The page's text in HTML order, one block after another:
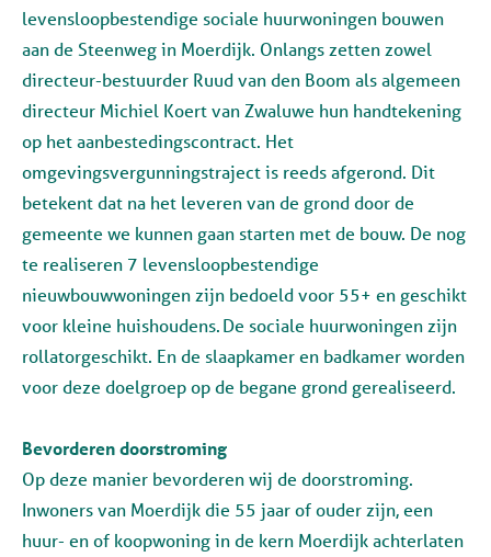
levensloopbestendige sociale huurwoningen bouwen
aan de Steenweg in Moerdijk. Onlangs zetten zowel
directeur-bestuurder Ruud van den Boom als algemeen
directeur Michiel Koert van Zwaluwe hun handtekening
op het aanbestedingscontract. Het
omgevingsvergunningstraject is reedsafgerond. Dit
betekent dat na het leveren van de grond door de
gemeente we kunnen gaan starten met de bouw. De nog
te realiseren 7 levensloopbestendige
nieuwbouwwoningen zijn bedoeld voor 55+ en geschikt
voor kleine huishoudens.De sociale huurwoningen zijn
rollatorgeschikt. En de slaapkamer en badkamer worden
voor deze doelgroep op de begane grond gerealiseerd.
Bevorderen doorstroming
Op deze manier bevorderen wij de doorstroming.
Inwoners van Moerdijk die 55 jaar of ouder zijn, een
huur- en of koopwoning in de kern Moerdijk achterlaten